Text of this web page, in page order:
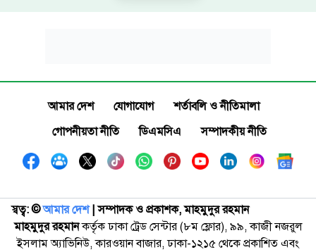
আমার দেশ যোগাযোগ
শর্তাবলি ও নীতিমালা
গোপনীয়তা নীতি
ডিএমসিএ সম্পাদকীয় নীতি
স্বত্ব: ©️আমার দেশ| সম্পাদক ও প্রকাশক, মাহমুদুর রহমান
মাহমুদুর রহমানকর্তৃক ঢাকা ট্রেড সেন্টার (৮ম ফ্লোর), ৯৯, কাজী নজরুল
ইসলাম অ্যাভিনিউ, কারওয়ান বাজার, ঢাকা-১২১৫ থেকে প্রকাশিত এবং